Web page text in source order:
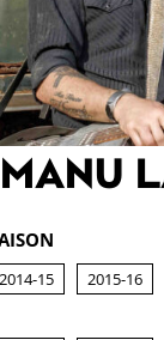
MANU
2014-15 2015-16